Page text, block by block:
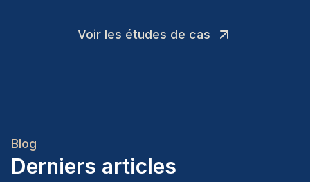
Voir les études de cas
Blog
Derniers articles